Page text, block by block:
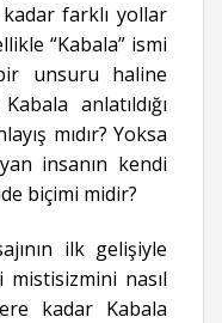
farklı yollar
“Kabala” ismi
unsuru haline
anlatıldığı
mıdır? Yoksa
insanın kendi
biçimi midir?
ilk gelişiyle
nasıl
kadar Kabala